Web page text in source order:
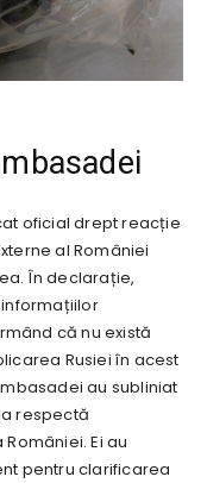
oficial drept reacție
al României
În declarație,
că nu există
Rusiei în acest
au subliniat
respectă
Ei au
pentru clarificarea